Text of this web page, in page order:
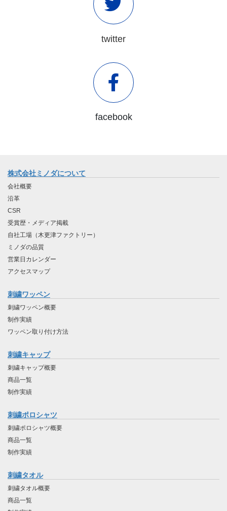
twitter
facebook
株式会社ミノダについて
会社概要
沿革
CSR
受賞歴・メディア掲載
自社工場（木更津ファクトリー）
ミノダの品質
営業日カレンダー
アクセスマップ
刺繍ワッペン
刺繍ワッペン概要
制作実績
ワッペン取り付け方法
刺繍キャップ
刺繍キャップ概要
商品一覧
制作実績
刺繍ポロシャツ
刺繍ポロシャツ概要
商品一覧
制作実績
刺繍タオル
刺繍タオル概要
商品一覧